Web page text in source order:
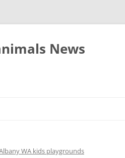
News
WA kids playgrounds